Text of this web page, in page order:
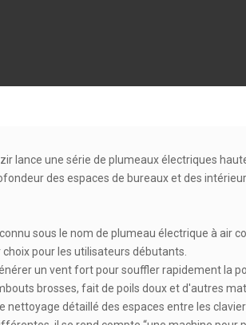
lance une série de plumeaux électriques
des espaces de bureaux et des
sous le nom de plumeau électrique à air
pour les utilisateurs débutants.
un vent fort pour souffler rapidement la
brosses, fait de poils doux et d'autres
détaillé des espaces entre les